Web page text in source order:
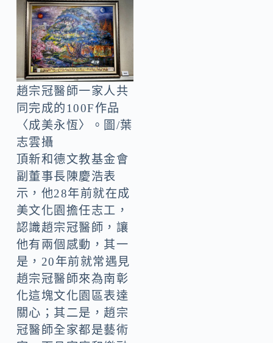
趙宗冠醫師一家人共
同完成的100F作品
〈成美永恆〉。圖/葉
志雲攝
頂新和德文教基金會
副董事長陳慶浩表
示，他28年前就在成
美文化園擔任志工，
認識趙宗冠醫師，讓
他有兩個感動，其一
是，20年前就常遇見
趙宗冠醫師來為南彰
化這塊文化園區表達
關心；其二是，趙宗
冠醫師全家都是藝術